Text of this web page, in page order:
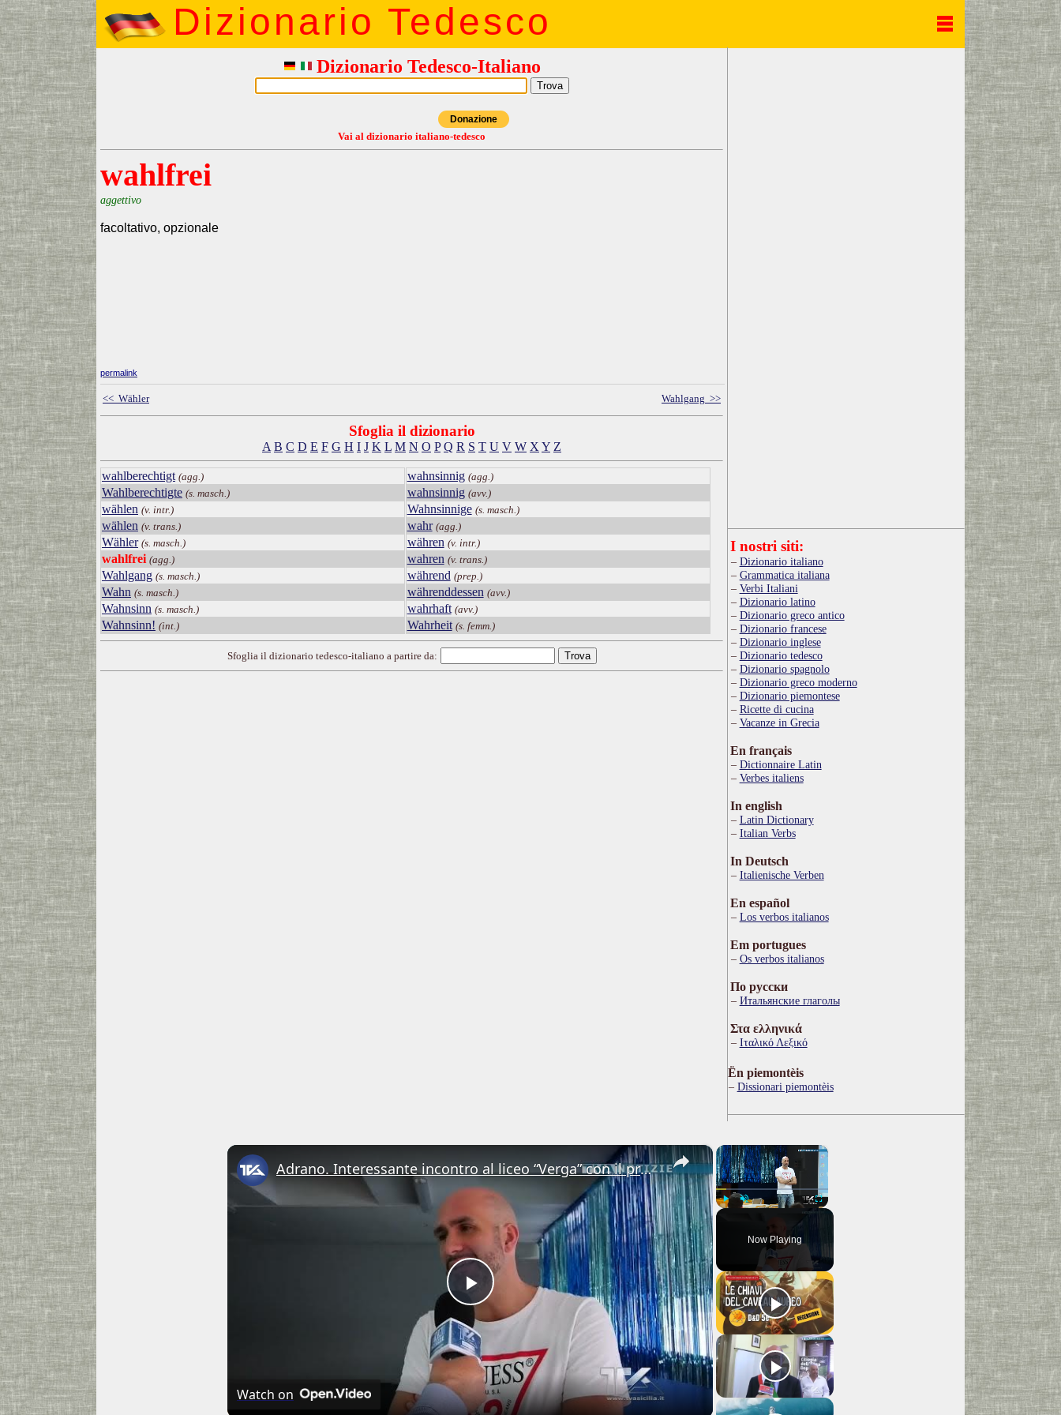
Dizionario Tedesco
Dizionario Tedesco-Italiano
Donazione
Vai al dizionario italiano-tedesco
wahlfrei
aggettivo
facoltativo, opzionale
permalink
<< Wähler Wahlgang >>
Sfoglia il dizionario
A B C D E F G H I J K L M N O P Q R S T U V W X Y Z
wahlberechtigt (agg.)
Wahlberechtigte (s. masch.)
wählen (v. intr.)
wählen (v. trans.)
Wähler (s. masch.)
wahlfrei (agg.)
Wahlgang (s. masch.)
Wahn (s. masch.)
Wahnsinn (s. masch.)
Wahnsinn! (int.)
wahnsinnig (agg.)
wahnsinnig (avv.)
Wahnsinnige (s. masch.)
wahr (agg.)
währen (v. intr.)
wahren (v. trans.)
während (prep.)
währenddessen (avv.)
wahrhaft (avv.)
Wahrheit (s. femm.)
Sfoglia il dizionario tedesco-italiano a partire da:
I nostri siti:
Dizionario italiano
Grammatica italiana
Verbi Italiani
Dizionario latino
Dizionario greco antico
Dizionario francese
Dizionario inglese
Dizionario tedesco
Dizionario spagnolo
Dizionario greco moderno
Dizionario piemontese
Ricette di cucina
Vacanze in Grecia
En français
Dictionnaire Latin
Verbes italiens
In english
Latin Dictionary
Italian Verbs
In Deutsch
Italienische Verben
En español
Los verbos italianos
Em portugues
Os verbos italianos
По русски
Итальянские глаголы
Στα ελληνικά
Ιταλικό Λεξικό
Ën piemontèis
Dissionari piemontèis
×
Fullscreen
Now Playing
×
Play
Video
Adrano. Interessante incontro al liceo “Verga” con il prof. Fabio Gamberini. Studenti del Linguistic
Watch on